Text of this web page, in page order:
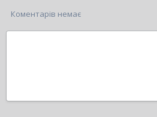
Коментарів немає